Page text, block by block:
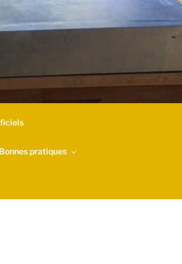
pratiques